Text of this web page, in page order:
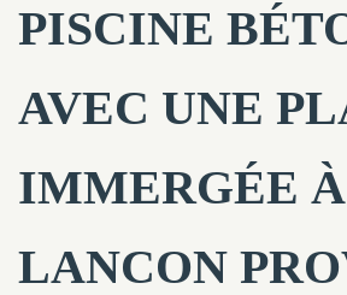
PISCINE
AVEC UNE
IMMERGÉE À
LANCON
NOS CONSEILS
NOS AGENCES
CONTACTEZ-NOUS